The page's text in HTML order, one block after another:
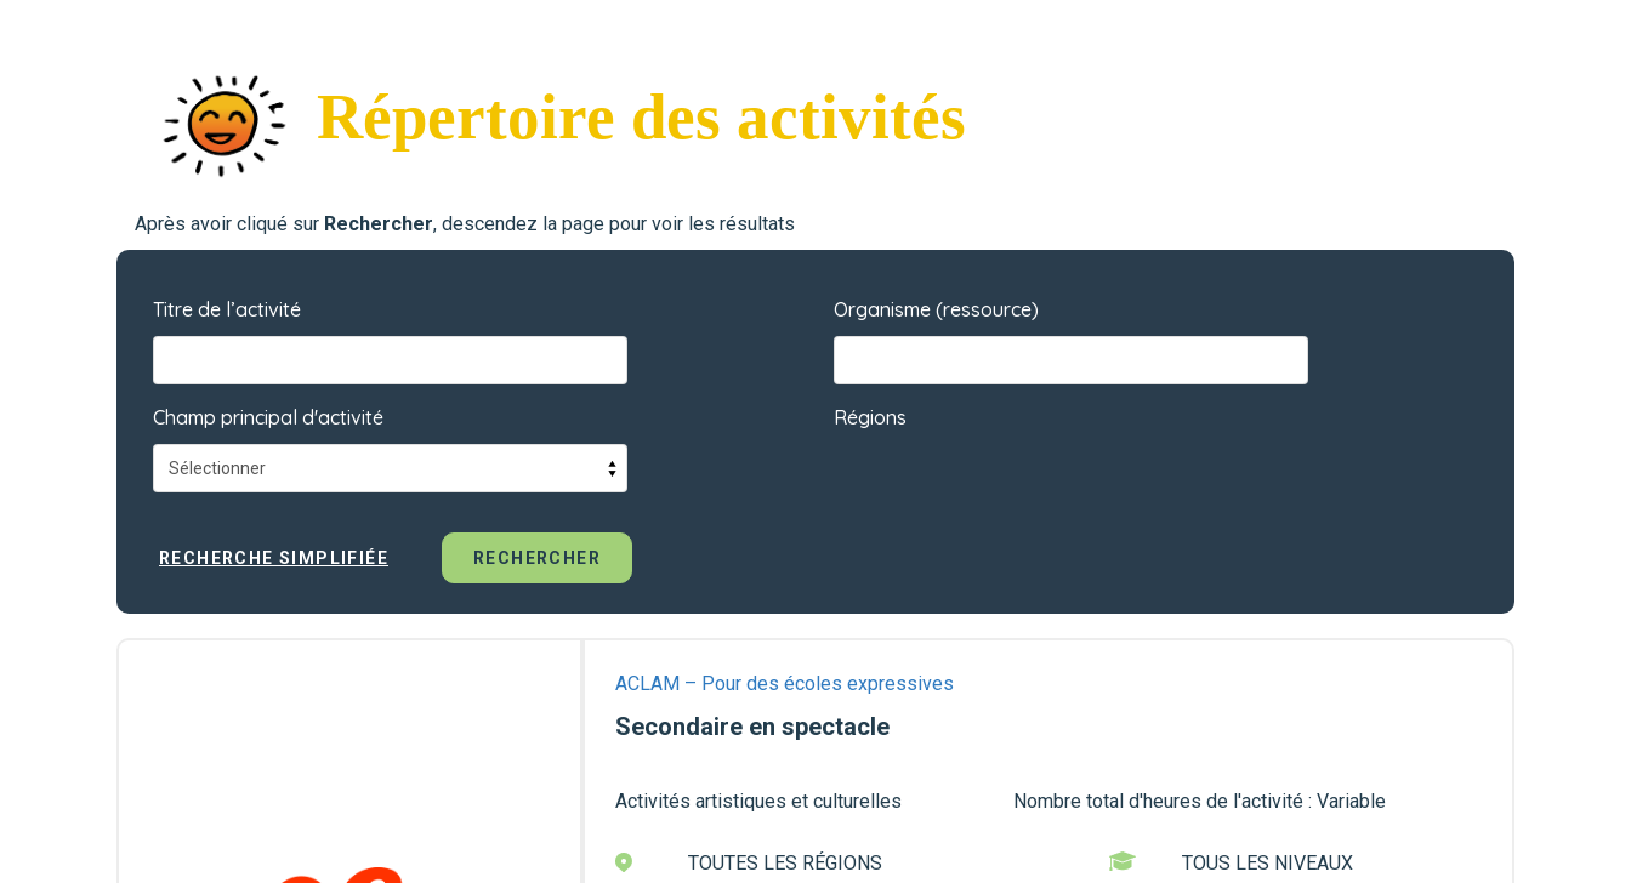
Répertoire des activités
Après avoir cliqué sur Rechercher, descendez la page pour voir les résultats
Titre de l’activité Organisme (ressource)
Champ principal d'activité Régions
RECHERCHE SIMPLIFIÉE
ACLAM – Pour des écoles expressives
Secondaire en spectacle
Activités artistiques et culturelles Nombre total d'heures de l'activité : Variable
TOUTES LES RÉGIONS
TOUS LES NIVEAUX